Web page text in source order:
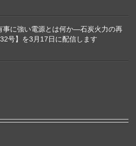
事に強い電源とは何か―石炭火力の再
号】を3月17日に配信します